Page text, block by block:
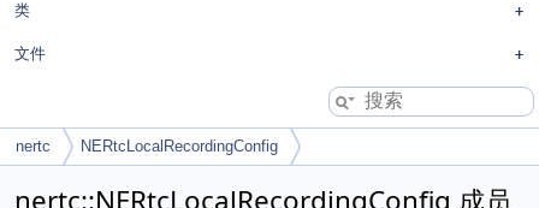
类
文件
nertc NERtcLocalRecordingConfig
nertc::NERtcLocalRecordingConfig 成员